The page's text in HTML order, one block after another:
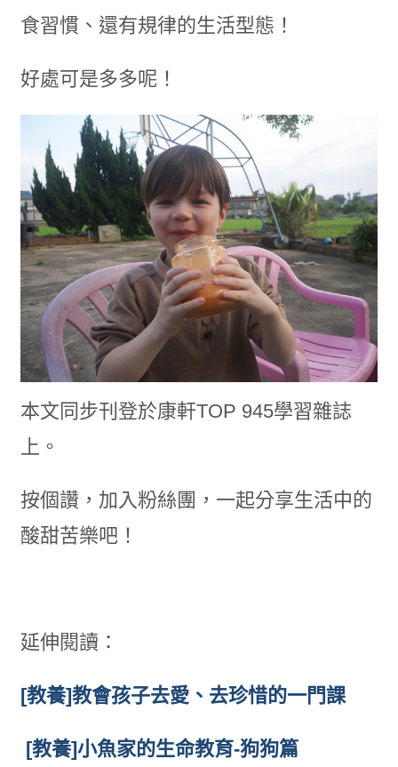
食習慣、還有規律的生活型態！
好處可是多多呢！
本文同步刊登於康軒TOP 945學習雜誌
上。
按個讚，加入粉絲團，一起分享生活中的
酸甜苦樂吧！
延伸閱讀：
[教養]教會孩子去愛、去珍惜的一門課
[教養]小魚家的生命教育-狗狗篇